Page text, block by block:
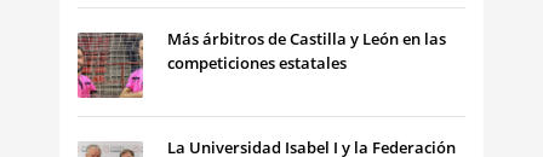
Más árbitros de Castilla y León en las
competiciones estatales
La Universidad Isabel I y la Federación